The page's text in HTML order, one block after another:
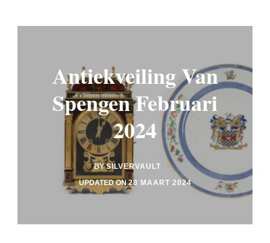
Antiekveiling Van
Spengen Februari
2024
BYSILVERVAULT
UPDATED ON28 MAART 2024